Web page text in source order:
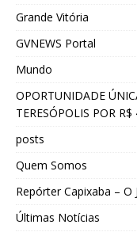
Grande Vitória
GVNEWS Portal
Mundo
OPORTUNIDADE
TERESÓPOLIS POR
posts
Quem Somos
Repórter Capixaba –
Últimas Notícias